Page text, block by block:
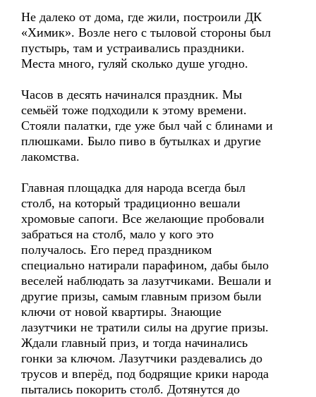
Не далеко от дома, где жили, построили ДК
«Химик». Возле него с тыловой стороны был
пустырь, там и устраивались праздники.
Места много, гуляй сколько душе угодно.
Часов в десять начинался праздник. Мы
семьёй тоже подходили к этому времени.
Стояли палатки, где уже был чай с блинами и
плюшками. Было пиво в бутылках и другие
лакомства.
Главная площадка для народа всегда был
столб, на который традиционно вешали
хромовые сапоги. Все желающие пробовали
забраться на столб, мало у кого это
получалось. Его перед праздником
специально натирали парафином, дабы было
веселей наблюдать за лазутчиками. Вешали и
другие призы, самым главным призом были
ключи от новой квартиры. Знающие
лазутчики не тратили силы на другие призы.
Ждали главный приз, и тогда начинались
гонки за ключом. Лазутчики раздевались до
трусов и вперёд, под бодрящие крики народа
пытались покорить столб. Дотянутся до